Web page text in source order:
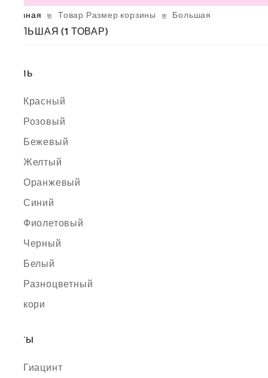
Главная Товар Размер корзины Большая
БОЛЬШАЯ(1 ТОВАР)
Стиль
Красный
Розовый
Бежевый
Желтый
Оранжевый
Синий
Фиолетовый
Черный
Белый
Разноцветный
кори
Цветы
Гиацинт